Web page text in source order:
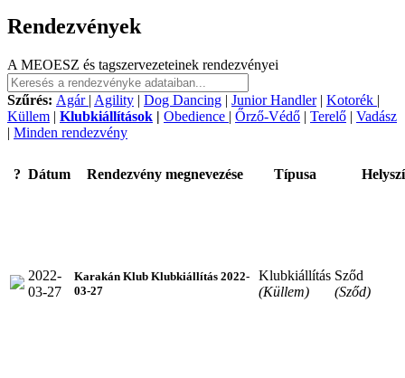
Rendezvények
A MEOESZ és tagszervezeteinek rendezvényei
Szűrés: Agár | Agility | Dog Dancing | Junior Handler| Kotorék |
Küllem | Klubkiállítások | Obedience | Őrző-Védő | Terelő | Vadász
| Minden rendezvény
? Dátum Rendezvény megnevezése Típusa
2022-
03-27
Karakán Klub Klubkiállítás 2022-
03-27
Klubkiállítás
(Küllem)
Sződ
(Sződ)